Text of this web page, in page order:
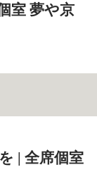
室 夢や京
| 全席個室